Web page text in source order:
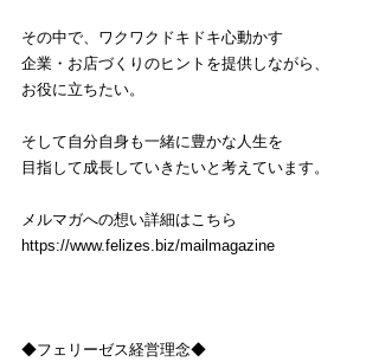
その中で、ワクワクドキドキ心動かす
企業・お店づくりのヒントを提供しながら、
お役に立ちたい。
そして自分自身も一緒に豊かな人生を
目指して成長していきたいと考えています。
メルマガへの想い詳細はこちら
https://www.felizes.biz/mailmagazine
◆フェリーゼス経営理念◆